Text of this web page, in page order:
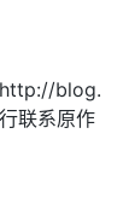
blog.
联系原作